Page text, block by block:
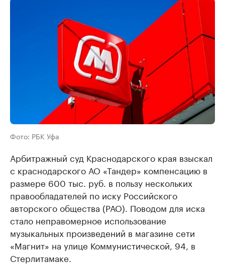
Фото: РБК Уфа
Арбитражный суд Краснодарского края взыскал
с краснодарского АО «Тандер» компенсацию в
размере 600 тыс. руб. в пользу нескольких
правообладателей по иску Российского
авторского общества (РАО). Поводом для иска
стало неправомерное использование
музыкальных произведений в магазине сети
«Магнит» на улице Коммунистической, 94, в
Стерлитамаке.